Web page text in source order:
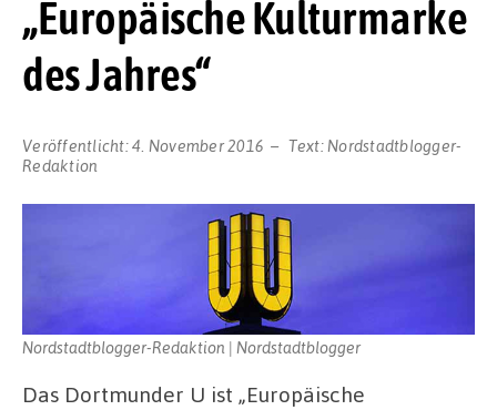
„Europäische Kulturmarke
des Jahres“
Veröffentlicht:4. November 2016 Text: Nordstadtblogger-
Redaktion
Nordstadtblogger-Redaktion | Nordstadtblogger
Das Dortmunder U ist „Europäische